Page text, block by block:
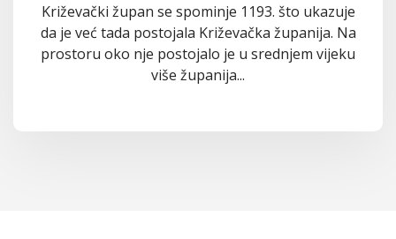
Križevački župan se spominje 1193. što ukazuje
da je već tada postojala Križevačka županija. Na
prostoru oko nje postojalo je u srednjem vijeku
više županija...